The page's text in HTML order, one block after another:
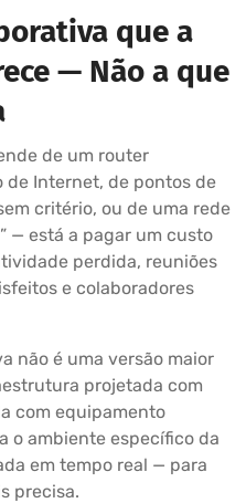
que a
— Não a que
de um router
Internet, de pontos de
critério, ou de uma rede
— está a pagar um custo
perdida, reuniões
e colaboradores
não é uma versão maior
projetada com
com equipamento
o ambiente específico da
em tempo real — para
precisa.